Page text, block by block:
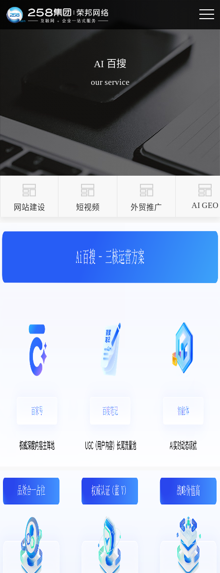
AI 百搜
our service
网站建设 短视频 外贸推广 AI GEO